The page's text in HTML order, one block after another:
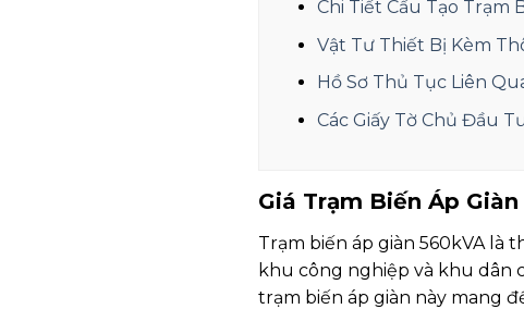
Chi Tiết Cấu Tạo Trạm
Vật Tư Thiết Bị Kèm
Hồ Sơ Thủ Tục Liên
Các Giấy Tờ Chủ Đầu
Giá Trạm Biến Áp
Trạm biến áp giàn 560kVA
khu công nghiệp và khu dân
trạm biến áp giàn này mang